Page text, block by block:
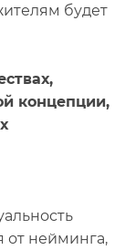
будет
концепции,
от нейминга,